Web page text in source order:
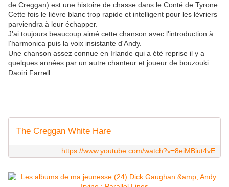
de Creggan) est une histoire de chasse dans le Conté de Tyrone.
Cette fois le lièvre blanc trop rapide et intelligent pour les lévriers
parviendra à leur échapper.
J'ai toujours beaucoup aimé cette chanson avec l'introduction à
l'harmonica puis la voix insistante d'Andy.
Une chanson assez connue en Irlande qui a été reprise il y a
quelques années par un autre chanteur et joueur de bouzouki
Daoiri Farrell.
The Creggan White Hare
https://www.youtube.com/watch?v=8eiMBiut4vE